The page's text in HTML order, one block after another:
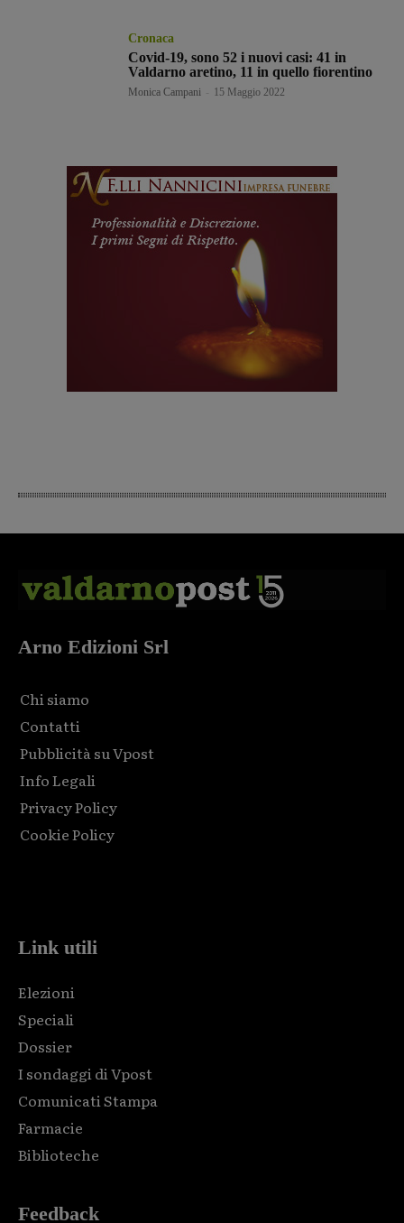
Cronaca
Covid-19, sono 52 i nuovi casi: 41 in
Valdarno aretino, 11 in quello fiorentino
Monica Campani 15 Maggio 2022
Arno Edizioni Srl
Chi siamo
Contatti
Pubblicità su Vpost
Info Legali
Privacy Policy
Cookie Policy
Link utili
Elezioni
Speciali
Dossier
I sondaggi di Vpost
Comunicati Stampa
Farmacie
Biblioteche
Feedback